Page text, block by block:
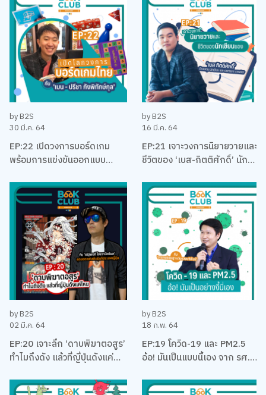
by B2S
30 มี.ค. 64
EP:22 เปิดวงการบอร์ดเกม
พร้อมการแข่งขันออกแบบ
ประเทศไทยกับ เบน – ปรีชา กัง
พิทักษ์กุล
by B2S
16 มี.ค. 64
EP:21 เจาะวงการนิยายวายและ
ชีวิตของ ‘เบส-กิตติศักดิ์’ นัก
บริหาร
by B2S
02 มี.ค. 64
EP:20 เจาะลึก ‘ดาบพิฆาตอสูร’
ทำไมถึงดัง แล้วที่ญี่ปุ่นดังแค่
คุง-ณัฐพงศ์ ไชยวานิชย์ผล
by B2S
18 ก.พ. 64
EP:19 โควิด-19 และ PM2.5
อ้อ! มันเป็นแบบนี้เอง จาก รศ.